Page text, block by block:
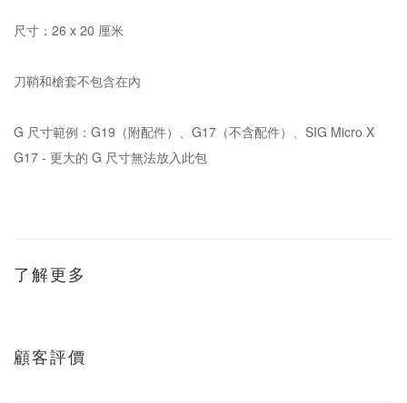
尺寸：26 x 20 厘米
刀鞘和槍套不包含在內
G 尺寸範例：G19（附配件）、G17（不含配件）、SIG Micro X
G17 - 更大的 G 尺寸無法放入此包
了解更多
顧客評價